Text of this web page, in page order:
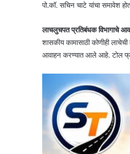
पो.कॉ. सचिन चाटे यांचा समावेश
लाचलुचपत प्रतिबंधक विभागाचे
शासकीय कामासाठी कोणीही
आवाहन करण्यात आले आहे. टोल